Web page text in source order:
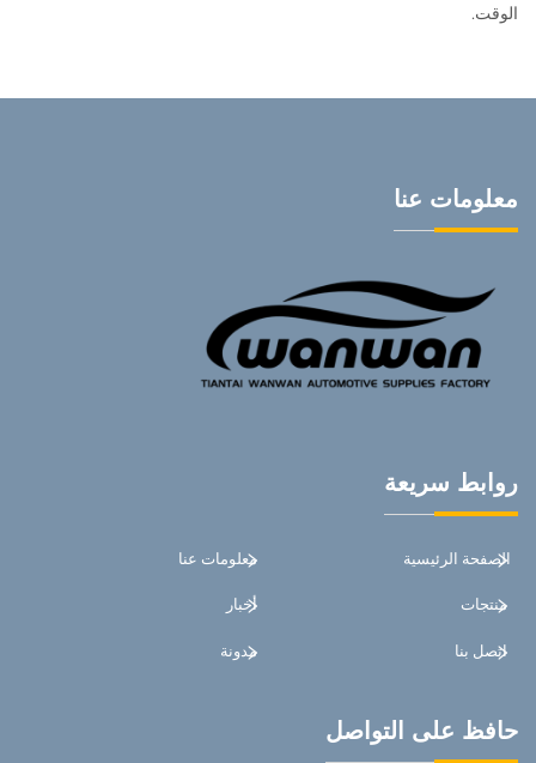
الوقت.
معلومات عنا
روابط سريعة
الصفحة الرئيسية معلومات عنا
منتجات أخبار
اتصل بنا مدونة
حافظ على التواصل